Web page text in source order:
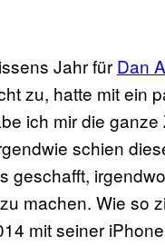
Jahr für Dan
zu, hatte mit ein
ich mir die
schien
geschafft,
machen. Wie so
mit seiner